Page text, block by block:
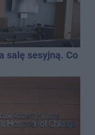
salę sesyjną. Co